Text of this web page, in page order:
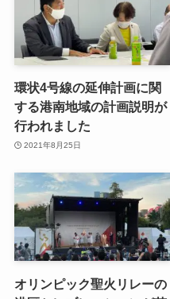
環状4号線の延伸計画に関
する港南地域の計画説明が
行われました
2021年8月25日
オリンピック聖火リレーの